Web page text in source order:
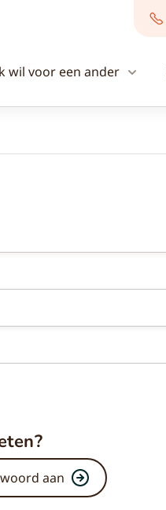
wil voor een ander
aan